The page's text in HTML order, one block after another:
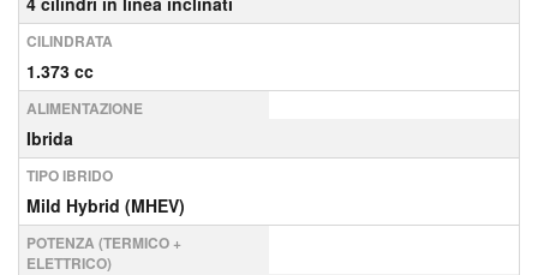
CILINDRATA
1.373 cc
ALIMENTAZIONE
Ibrida
TIPO IBRIDO
Mild Hybrid (MHEV)
POTENZA (TERMICO +
ELETTRICO)